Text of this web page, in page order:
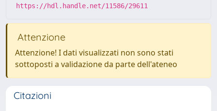
https://hdl.handle.net/11586/29611
Attenzione
Attenzione! I dati visualizzati non sono stati
sottoposti a validazione da parte dell'ateneo
Citazioni